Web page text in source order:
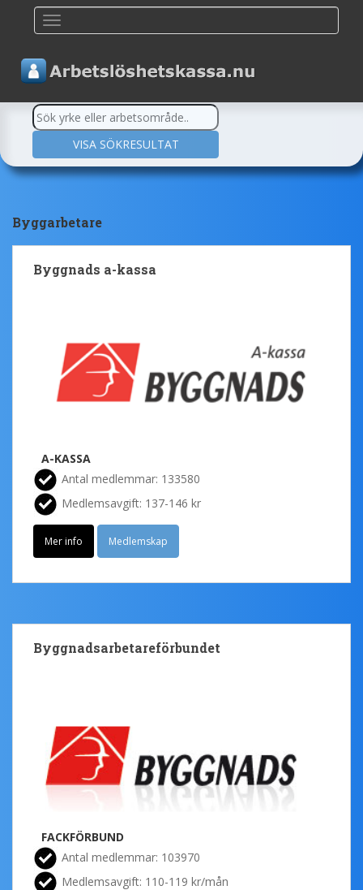
Byggarbetare
Byggnads a-kassa
A-KASSA
Antal medlemmar: 133580
Medlemsavgift: 137-146 kr
Mer info Medlemskap
Byggnadsarbetareförbundet
FACKFÖRBUND
Antal medlemmar: 103970
Medlemsavgift: 110-119 kr/mån